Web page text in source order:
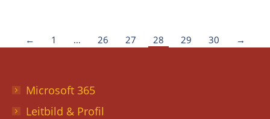
← 1 … 26 27 28 29 30 →
Microsoft 365
Leitbild & Profil